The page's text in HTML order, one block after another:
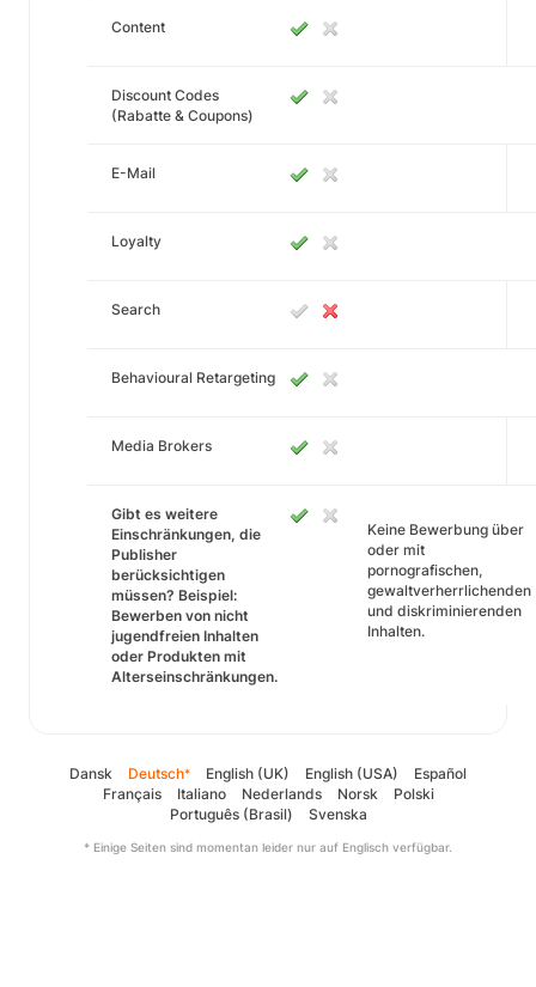
Content
Discount Codes
(Rabatte & Coupons)
E-Mail
Loyalty
Search
Behavioural Retargeting
Media Brokers
Gibt es weitere
Einschränkungen, die
Publisher
berücksichtigen
müssen? Beispiel:
Bewerben von nicht
jugendfreien Inhalten
oder Produkten mit
Alterseinschränkungen.
Keine Bewerbung über
oder mit
pornografischen,
gewaltverherrlichenden
und diskriminierenden
Inhalten.
Dansk Deutsch* English (UK) English (USA)
Español
Français
Italiano Nederlands Norsk
Polski
Português (Brasil)
Svenska
* Einige Seiten sind momentan leider nur auf Englisch verfügbar.